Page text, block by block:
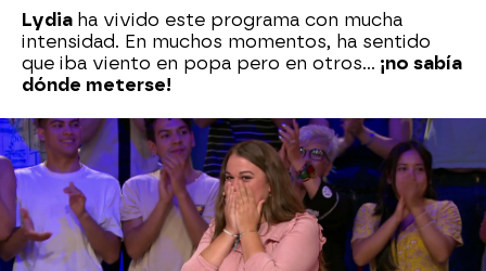
Lydia ha vivido este programa con mucha
intensidad. En muchos momentos, ha sentido
que iba viento en popa pero en otros… ¡no sabía
dónde meterse!
Le ha llegado el turno en el panel con bote,
después de que su compañero se equivocara
repitiendo una letra que ya estaba. Al girar la
ruleta le ha ocurrido como a su compañera María
en paneles anteriores. No le ha hecho falta
apuntar y…¡ha caído en el bote!